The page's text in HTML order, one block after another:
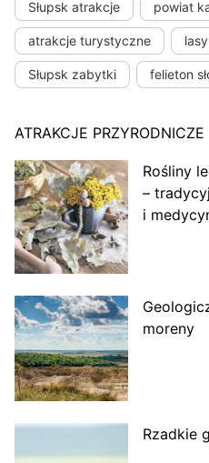
Słupsk atrakcje powiat
atrakcje turystyczne
Słupsk zabytki felieton
ATRAKCJE PRZYRODNICZE
Rośliny
–
i
moreny
Rzadkie